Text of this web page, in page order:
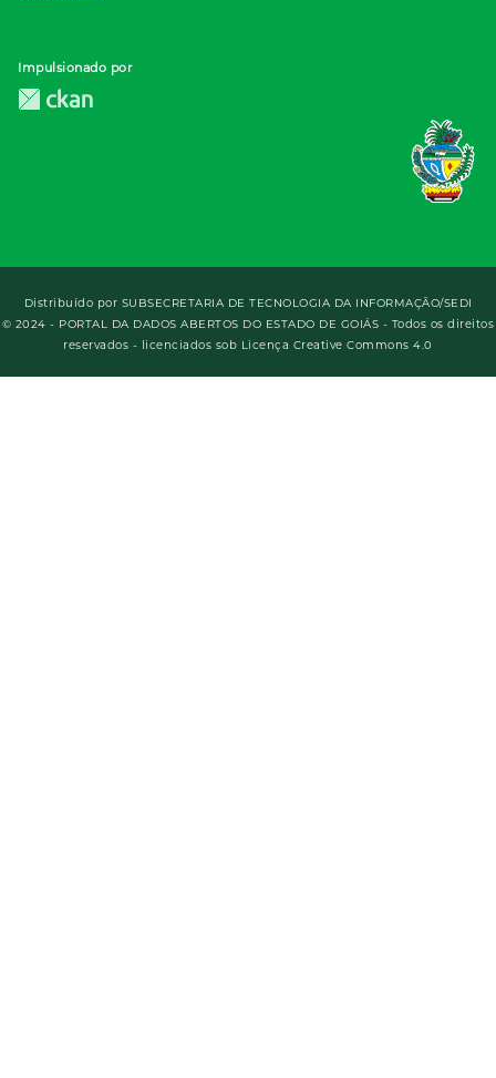
Impulsionado por
Distribuído por SUBSECRETARIA DE TECNOLOGIA DA INFORMAÇÃO/SEDI
© 2024 - PORTAL DA DADOS ABERTOS DO ESTADO DE GOIÁS - Todos os direitos
reservados - licenciados sob Licença Creative Commons 4.0